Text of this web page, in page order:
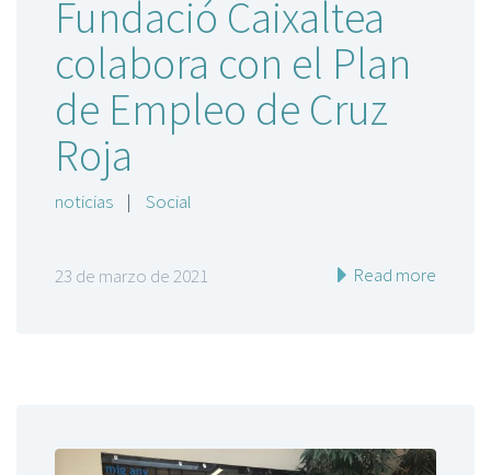
Fundació Caixaltea
colabora con el Plan
de Empleo de Cruz
Roja
noticias | Social
23 de marzo de 2021 Read more